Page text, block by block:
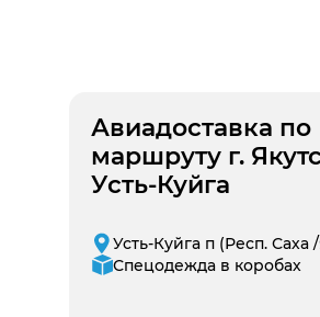
Авиадоставка по
маршруту г.
Усть-Куйга
Усть-Куйга п (Респ. Саха
Спецодежда в коробах